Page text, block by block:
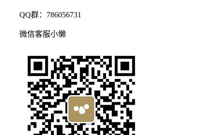
QQ群：786056731
微信客服小懒